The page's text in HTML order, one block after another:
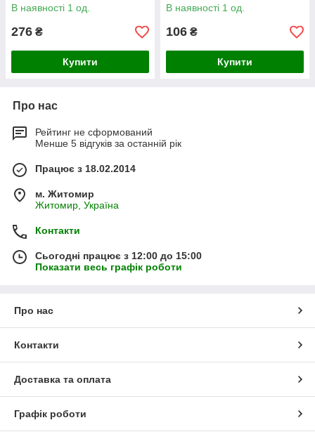
В наявності 1 од.
276 ₴
Купити
В наявності 1 од.
106 ₴
Купити
Про нас
Рейтинг не сформований
Менше 5 відгуків за останній рік
Працює з 18.02.2014
м. Житомир
Житомир, Україна
Контакти
Сьогодні працює з 12:00 до 15:00
Показати весь графік роботи
Про нас
Контакти
Доставка та оплата
Графік роботи